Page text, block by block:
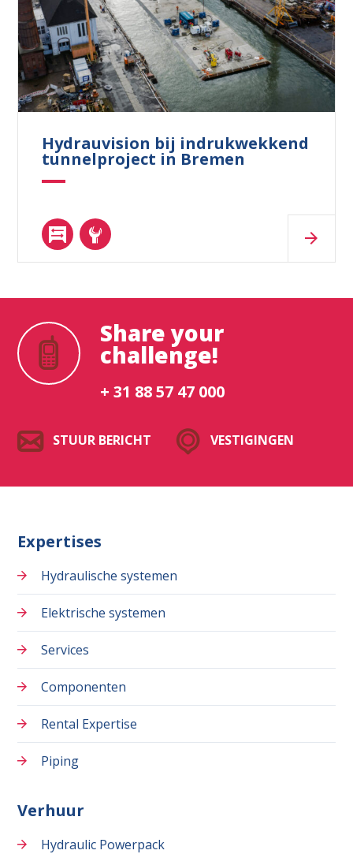
Hydrauvision bij indrukwekkend
tunnelproject in Bremen
Share your
challenge!
+ 31 88 57 47 000
STUUR BERICHT VESTIGINGEN
Expertises
Hydraulische systemen
Elektrische systemen
Services
Componenten
Rental Expertise
Piping
Verhuur
Hydraulic Powerpack